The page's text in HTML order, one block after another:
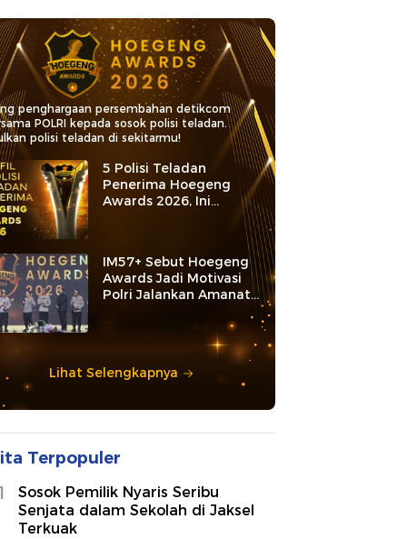
penghargaan persembahan detikcom
POLRI kepada sosok polisi teladan.
polisi teladan di sekitarmu!
5 Polisi Teladan
Penerima Hoegeng
Awards 2026, Ini
Kategori dan Kiprahnya
IM57+ Sebut Hoegeng
Awards Jadi Motivasi
Polri Jalankan Amanat
Lihat Selengkapnya
Terpopuler
Sosok Pemilik Nyaris Seribu
Senjata dalam Sekolah di Jaksel
Terkuak